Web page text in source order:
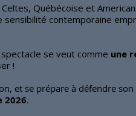
Québécoise et
sensibilité contemporaine
se veut comme une
!
et se prépare à défendre
2026.